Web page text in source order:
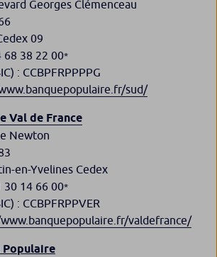
Georges Clémenceau
09
68 38 22 00*
: CCBPFRPPPPG
sud/
Val de France
Newton
en-Yvelines Cedex
30 14 66 00*
: CCBPFRPPVER
valdefrance/
Populaire